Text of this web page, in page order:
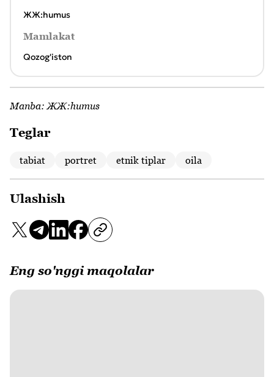
ЖЖ:humus
Mamlakat
Qozog'iston
Manba: ЖЖ:humus
Teglar
tabiat portret etnik tiplar oila
Ulashish
Eng so'nggi maqolalar